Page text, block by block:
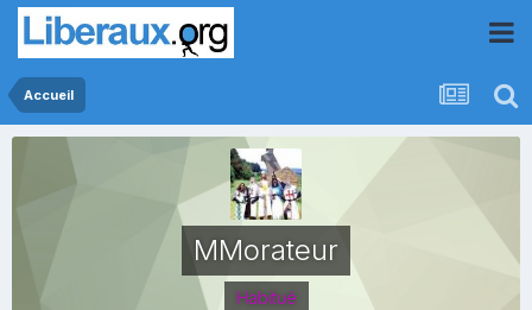
Accueil
MMorateur
Habitué